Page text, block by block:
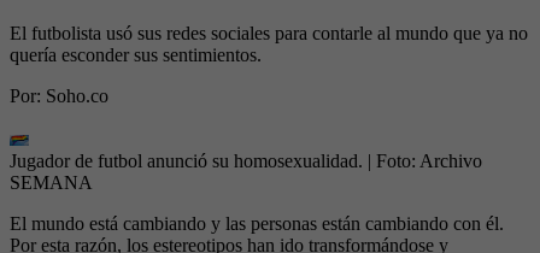
El futbolista usó sus redes sociales para contarle al mundo que ya no
quería esconder sus sentimientos.
Por: Soho.co
Jugador de futbol anunció su homosexualidad. | Foto: Archivo
SEMANA
El mundo está cambiando y las personas están cambiando con él.
Por esta razón, los estereotipos han ido transformándose y